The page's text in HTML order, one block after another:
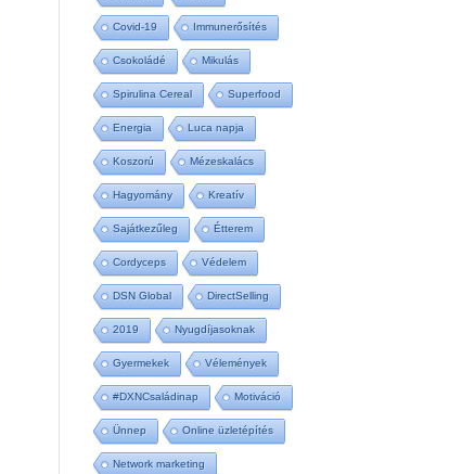
Covid-19 Immunerősítés
Csokoládé Mikulás
Spirulina Cereal Superfood
Energia Luca napja
Koszorú Mézeskalács
Hagyomány Kreatív
Sajátkezűleg Étterem
Cordyceps Védelem
DSN Global DirectSelling
2019 Nyugdíjasoknak
Gyermekek Vélemények
#DXNCsaládinap Motiváció
Ünnep Online üzletépítés
Network marketing